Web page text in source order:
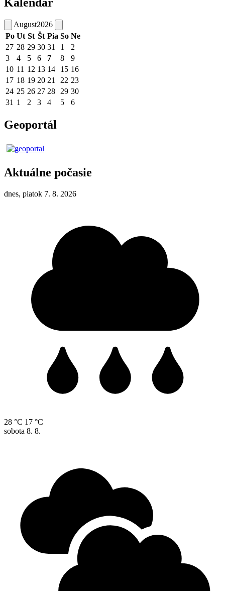
August2026
Po Ut St Št Pia So Ne
27 28 29 30 31 1
2
3
4 5 6 7 8
9
10 11 12 13 14 15 16
17 18 19 20 21 22 23
24 25 26 27 28 29 30
31 1 2 3 4 5 6
Geoportál
Aktuálne počasie
dnes, piatok 7. 8. 2026
28 °C 17 °C
sobota 8. 8.